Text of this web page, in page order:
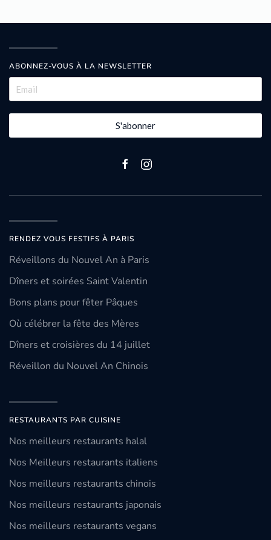
ABONNEZ-VOUS À LA NEWSLETTER
S'abonner
RENDEZ VOUS FESTIFS À PARIS
Réveillons du Nouvel An à Paris
Dîners et soirées Saint Valentin
Bons plans pour fêter Pâques
Où célébrer la fête des Mères
Dîners et croisières du 14 juillet
Réveillon du Nouvel An Chinois
RESTAURANTS PAR CUISINE
Nos meilleurs restaurants halal
Nos Meilleurs restaurants italiens
Nos meilleurs restaurants chinois
Nos meilleurs restaurants japonais
Nos meilleurs restaurants vegans